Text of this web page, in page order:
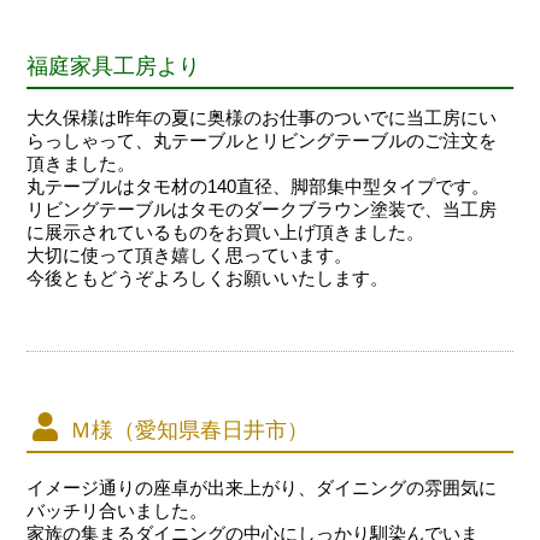
福庭家具工房より
大久保様は昨年の夏に奥様のお仕事のついでに当工房にい
らっしゃって、丸テーブルとリビングテーブルのご注文を
頂きました。
丸テーブルはタモ材の140直径、脚部集中型タイプです。
リビングテーブルはタモのダークブラウン塗装で、当工房
に展示されているものをお買い上げ頂きました。
大切に使って頂き嬉しく思っています。
今後ともどうぞよろしくお願いいたします。
Ｍ様（愛知県春日井市）
イメージ通りの座卓が出来上がり、ダイニングの雰囲気に
バッチリ合いました。
家族の集まるダイニングの中心にしっかり馴染んでいま